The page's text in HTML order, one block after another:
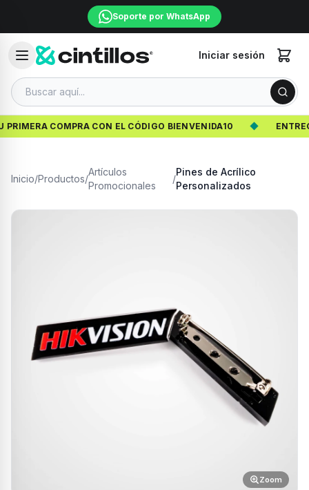
Soporte por WhatsApp
Iniciar sesión
COMPRA CON EL CÓDIGO BIENVENIDA10
Inicio/Productos/
Artículos
Promocionales
/
Pines de Acrílico
Personalizados
Zoom